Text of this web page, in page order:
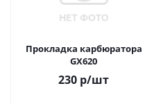
Прокладка карбюратора
GX620
230 р/шт